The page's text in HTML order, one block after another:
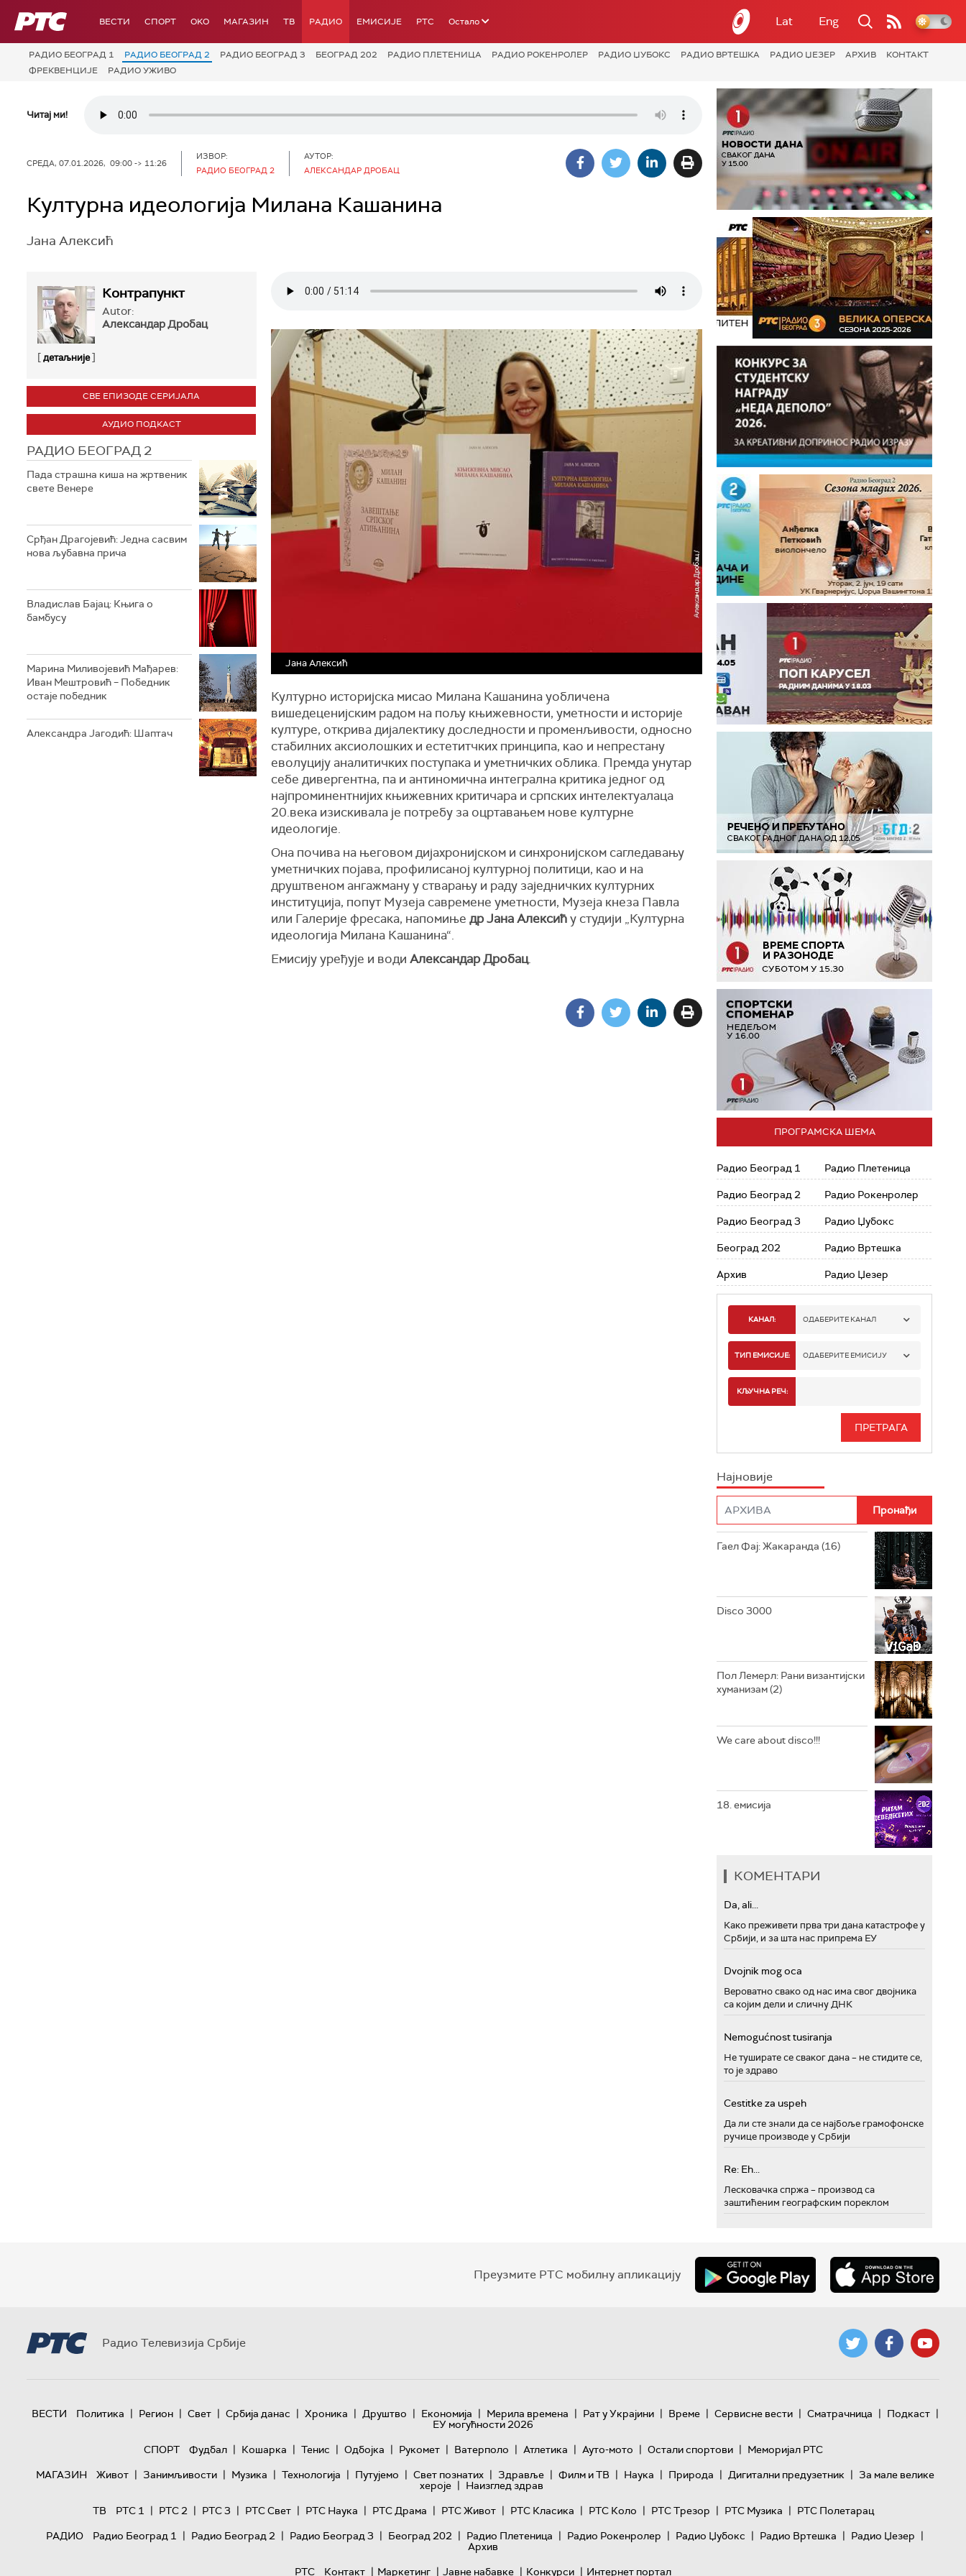
РТС ВЕСТИ СПОРТ OKO МАГАЗИН ТВ РАДИО ЕМИСИЈЕ РТС Остало Lat Eng
РАДИО БЕОГРАД 1 РАДИО БЕОГРАД 2 РАДИО БЕОГРАД 3 БЕОГРАД 202 РАДИО ПЛЕТЕНИЦА РАДИО РОКЕНРОЛЕР РАДИО ЏУБОКС РАДИО ВРТЕШКА РАДИО ЏЕЗЕР АРХИВ
КОНТАКТ
ФРЕКВЕНЦИЈЕ
РАДИО УЖИВО
Читај ми!
СРЕДА, 07.01.2026, 09:00 -> 11:26
ИЗВОР:
РАДИО БЕОГРАД 2
АУТОР:
АЛЕКСАНДАР ДРОБАЦ
Културна идеологија Милана Кашанина
Јана Алексић
Контрапункт
Autor:
Александар Дробац
[детаљније]
СВЕ ЕПИЗОДЕ СЕРИЈАЛА
АУДИО ПОДКАСТ
РАДИО БЕОГРАД 2
Пада страшна киша на жртвеник
свете Венере
Срђан Драгојевић: Једна сасвим
нова љубавна прича
Владислав Бајац: Књига о
бамбусу
Марина Миливојевић Мађарев:
Иван Мештровић – Победник
остаје победник
Александра Јагодић: Шаптач
Јана Алексић
Културно историјска мисао Милана Кашанина уобличена
вишедеценијским радом на пољу књижевности, уметности и историје
културе, открива дијалектику доследности и променљивости, односно
стабилних аксиолошких и естетитчких принципа, као и непрестану
еволуцију аналитичких поступака и уметничких облика. Премда унутар
себе дивергентна, па и антиномична интегрална критика једног од
најпроминентнијих књижевних критичара и српских интелектуалаца
20.века изискивала је потребу за оцртавањем нове културне
идеологије.
Она почива на његовом дијахронијском и синхронијском сагледавању
уметничких појава, профилисаној културној политици, као и на
друштвеном ангажману у стварању и раду заједничких културних
институција, попут Mузеја савремене уметности, Музеја кнеза Павла
или Галерије фресака, напомиње др Јана Алексићу студији „Културна
идеологија Милана Кашанина“.
Емисију уређује и води Александар Дробац.
ПРОГРАМСКА ШЕМА
Радио Београд 1
Радио Београд 2
Радио Београд 3
Београд 202
Архив
Радио Плетеница
Радио Рокенролер
Радио Џубокс
Радио Вртешка
Радио Џезер
КАНАЛ: ОДАБЕРИТЕ КАНАЛ
РАДИО БЕОГРАД 1
РАДИО БЕОГРАД 3
РАДИО РОКЕНРОЛЕР
РАДИО ЏУБОКС
РАДИО ВРТЕШКА
РАДИО ЏЕЗЕР
ТИП ЕМИСИЈЕ: ОДАБЕРИТЕ ЕМИСИЈУ
ИНФО
КЉУЧНА РЕЧ:
Најновије
Гаел Фај: Жакаранда (16)
Disco 3000
Пол Лемерл: Рани византијски
хуманизам (2)
We care about disco!!!
18. емисија
КОМЕНТАРИ
Da, ali...
Како преживети прва три дана катастрофе у
Србији, и за шта нас припрема ЕУ
Dvojnik mog oca
Вероватно свако од нас има свог двојника
са којим дели и сличну ДНК
Nemogućnost tusiranja
Не туширате се сваког дана – не стидите се,
то је здраво
Cestitke za uspeh
Да ли сте знали да се најбоље грамофонске
ручице производе у Србији
Re: Eh...
Лесковачка спржа – производ са
заштићеним географским пореклом
Преузмите РТС мобилну апликацију
Радио Телевизија Србије
ВЕСТИ Политика | Регион | Свет | Србија данас | Хроника | Друштво | Економија | Мерила времена | Рат у Украјини | Време | Сервисне вести | Сматрачница | Подкаст |
ЕУ могућности 2026
СПОРТ
Фудбал | Кошарка | Тенис | Одбојка | Рукомет | Ватерполо | Атлетика | Ауто-мото | Остали спортови | Меморијал РТС
МАГАЗИН
Живот | Занимљивости | Музика | Технологијa | Путујемо | Свет познатих | Здравље | Филм и ТВ | Наука | Природа | Дигитални предузетник | За мале велике
хероје | Наизглед здрав
ТВ
РТС 1 | РТС 2 | РТС 3 | РТС Свет | РТС Наука | РТС Драма | РТС Живот | РТС Класика | РТС Коло | РТС Трезор | РТС Музика | РТС Полетарац
РАДИО
Радио Београд 1 | Радио Београд 2 | Радио Београд 3 | Београд 202 | Радио Плетеница | Радио Рокенролер | Радио Џубокс | Радио Вртешка | Радио Џезер |
Архив
РТС
Контакт | Маркетинг | Јавне набавке | Конкурси | Интернет портал